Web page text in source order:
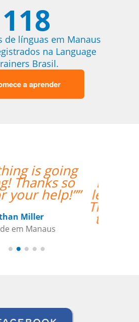
118
de línguas em Manaus
na Language
Brasil.
a aprender
40 hours of
Portuguese
with Language
in Manaus. My
was a delight
me lots of
feedback.
””